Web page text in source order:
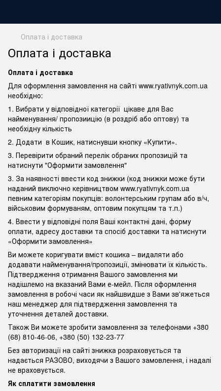
Оплата і доставка
Оплата і доставка
Оплата і доставка
Для оформлення замовлення на сайті www.ryativnyk.com.ua
необхідно:
1. Вибрати у відповідної категорії цікаве для Вас
найменування/ пропозиицію (в роздріб або оптову) та
необхідну кількість
2. Додати в Кошик, натиснувши кнопку «Купити».
3. Перевірити обраний перелік обраних пропозицій та
натиснути "Оформити замовлення"
3. За наявності ввести код знижки (код знижки може бути
наданий виключно керівництвом www.ryativnyk.com.ua
певним категоріям покупців: волонтерським групам або в/ч,
військовим формуваням, оптовим покупцям та т.п.)
4. Ввести у відповідні поля Ваші контактні дані, форму
оплати, адресу доставки та спосіб доставки та натиснути
«Оформити замовлення»
Ви можете коригувати вміст кошика – видаляти або
додавати найменування/пропозиції, змінювати їх кількість.
Підтвердження отримання Вашого замовлення ми
надішлемо на вказаний Вами е-мейл. Після оформлення
замовлення в робочі часи як найшвидше з Вами зв'яжеться
наш менеджер для підтвердження замовлення та
уточнення деталей доставки.
Також Ви можете зробити замовлення за телефонами +380
(68) 810-46-06, +380 (50) 132-23-77
Без авторизації на сайті знижка розраховується та
надається РАЗОВО, виходячи з Вашого замовлення, і надалі
не враховується.
Як сплатити замовлення